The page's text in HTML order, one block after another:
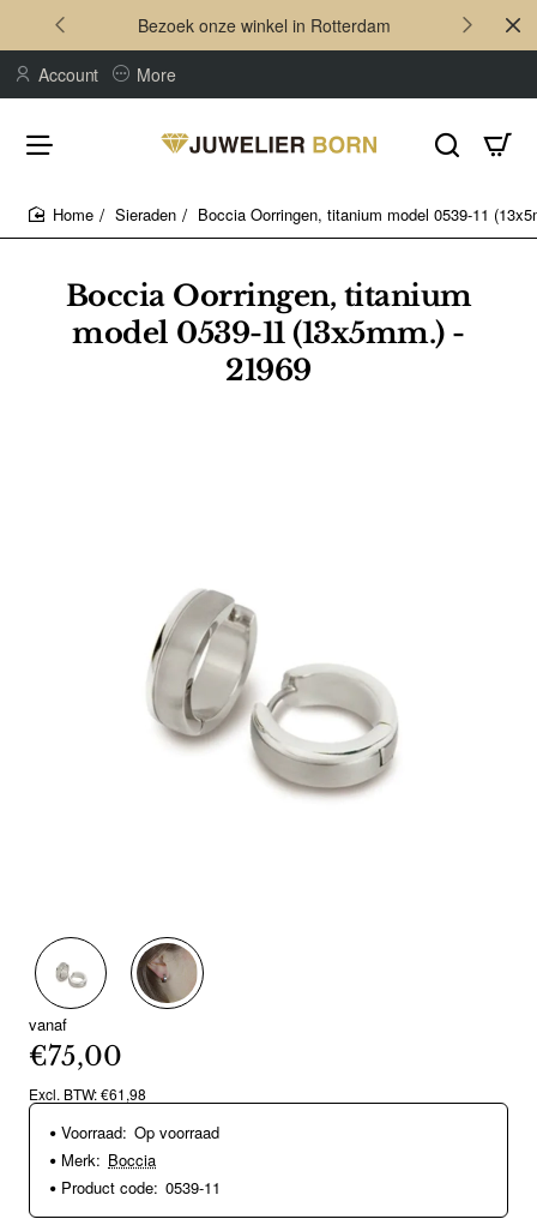
Bezoek onze winkel in Rotterdam
Account More
Boccia Oorringen, titanium
model 0539-11 (13x5mm.) -
21969
Sieraden Boccia Oorringen, titanium model 0539-11
vanaf
€75,00
Excl. BTW: €61,98
Voorraad: Op voorraad
Merk: Boccia
Product code: 0539-11